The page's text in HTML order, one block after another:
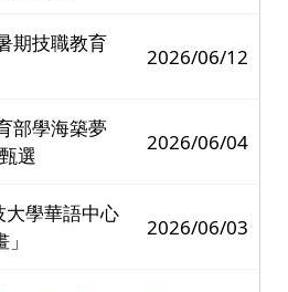
期技職教育
2026/06/12
部學海築夢
選
2026/06/04
大學華語中心
2026/06/03